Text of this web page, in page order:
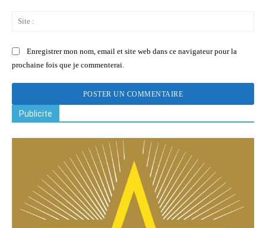
Enregistrer mon nom, email et site web dans ce navigateur pour la
prochaine fois que je commenterai.
Publicite